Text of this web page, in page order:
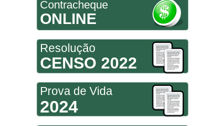
Contracheque
ONLINE
Resolução
CENSO 2022
Prova de Vida
2024